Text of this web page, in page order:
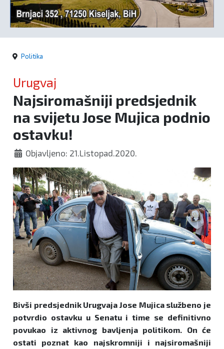
Politika
Politika
Urugvaj
Najsiromašniji predsjednik
na svijetu Jose Mujica podnio
ostavku!
Objavljeno: 21.Listopad.2020.
Bivši predsjednik Urugvaja Jose Mujica službeno je
potvrdio ostavku u Senatu i time se definitivno
povukao iz aktivnog bavljenja politikom. On će
ostati poznat kao najskromniji i najsiromašniji